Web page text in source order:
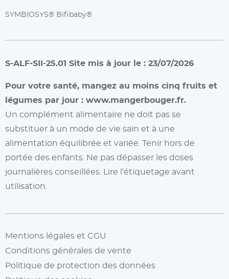
SYMBIOSYS® Bifibaby®
S-ALF-SII-25.01 Site mis à jour le : 23/07/2026
Pour votre santé, mangez au moins cinq fruits et
légumes par jour : www.mangerbouger.fr.
Un complément alimentaire ne doit pas se
substituer à un mode de vie sain et à une
alimentation équilibrée et variée. Tenir hors de
portée des enfants. Ne pas dépasser les doses
journalières conseillées. Lire l’étiquetage avant
utilisation.
Mentions légales et CGU
Conditions générales de vente
Politique de protection des données